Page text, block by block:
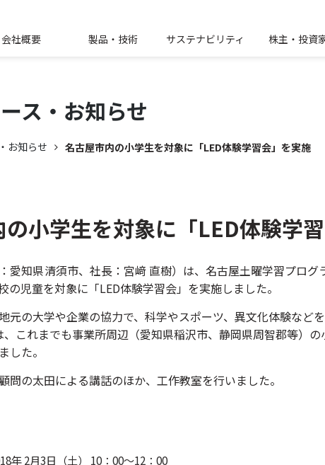
会社概要 製品・技術 サステナビリティ 株主・投資
ス・ お知らせ
お知らせ 名古屋市内の小学生を対象に「LED体験学習会」を実施
小学生を対象に「LED体験学
愛知県清須市、社長：宮﨑 直樹）は、名古屋土曜学習プロ
の児童を対象に「LED体験学習会」を実施しました。
元の大学や企業の協力で、科学やスポーツ、異文化体験など
これまでも事業所周辺（愛知県稲沢市、静岡県周智郡等）
した。
問の太田による講話のほか、工作教室を行いました。
年 2月3日（土） 10：00～12：00